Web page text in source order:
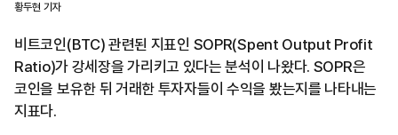
황두현 기자
비트코인(BTC) 관련된 지표인 SOPR(Spent Output Profit
Ratio)가강세장을 가리키고 있다는 분석이 나왔다. SOPR은
코인을 보유한 뒤 거래한 투자자들이 수익을 봤는지를 나타내는
지표다.